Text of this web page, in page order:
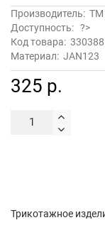
Производитель: ТМ
Доступность: ?>
Код товара: 330388
Материал: JAN123
325 р.
Трикотажное